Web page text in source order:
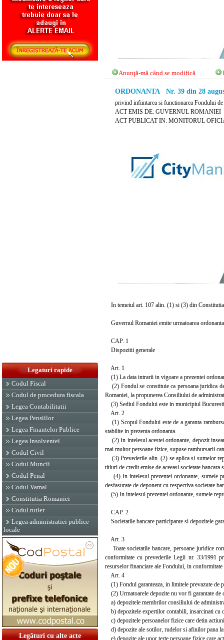
Legaturi rapide
Codul Fiscal
Codul de procedura fiscala
Legea Contabilitatii
Legea Pensiilor
Legea Finantelor Publice
Legea Insolventei
Codul Civil
Codul Muncii
Codul Penal
Codul Vamal
Constitutia Romaniei
Codul rutier
Legea administratiei publice
locale
Legături cu alte acte
Anunţă-mă când se modifică
ORDONANTA Nr. 39 din 28
privind infiintarea si functionarea Fondului
ACT EMIS DE: GUVERNUL ROMANIEI
ACT PUBLICAT IN: MONITORUL
In temeiul art. 107 alin. (1) si (3) din Constitutia
Guvernul Romaniei emite urmatoarea
CAP. 1
Dispozitii generale
Art. 1
(1) La data intrarii in vigoare a prezentei
(2) Fondul se constituie ca persoana juridica
Romaniei, la propunerea Consiliului de
(3) Sediul Fondului este in municipiul
Art. 2
(1) Scopul Fondului este de a garanta
stabilite in prezenta ordonanta.
(2) In intelesul acestei ordonante, depozit
mai multor persoane fizice, supuse rambursarii
(3) Prevederile alin. (2) se aplica si sumelor
titluri de credit emise de aceeasi societate
(4) In intelesul prezentei ordonante, sumele
desfasurate de deponent cu respectiva societate
(5) In intelesul prezentei ordonante, sumele
CAP. 2
Societatile bancare participante si depozitele
Art. 3
Toate societatile bancare, persoane juridice
conformitate cu prevederile Legii nr. 33/1991
resurselor financiare ale Fondului, in
Art. 4
(1) Fondul garanteaza, in limitele prevazute de
(2) Urmatoarele depozite nu vor fi garantate de
a) depozitele membrilor consiliului de
b) depozitele expertilor contabili, insarcinati cu
c) depozitele persoanelor fizice care detin
d) depozite ale sotilor, rudelor si afinilor pana
e) depozite ale unor terte persoane fizice care